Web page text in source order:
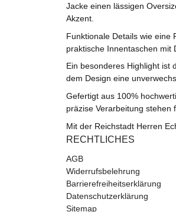
Jacke einen lässigen
Akzent.
Funktionale Details wie eine
praktische Innentaschen mit
Ein besonderes Highlight ist
dem Design eine
Gefertigt aus 100%
präzise Verarbeitung stehen
Mit der Reichstadt Herren
RECHTLICHES
AGB
Widerrufsbelehrung
Barrierefreiheitserklärung
Datenschutzerklärung
Sitemap